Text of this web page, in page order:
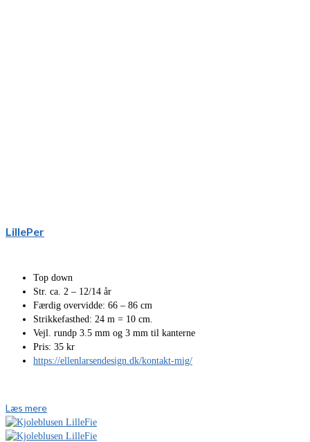
LillePer
Top down
Str. ca. 2 – 12/14 år
Færdig overvidde: 66 – 86 cm
Strikkefasthed: 24 m = 10 cm.
Vejl. rundp 3.5 mm og 3 mm til kanterne
Pris: 35 kr
https://ellenlarsendesign.dk/kontakt-mig/
Læs mere